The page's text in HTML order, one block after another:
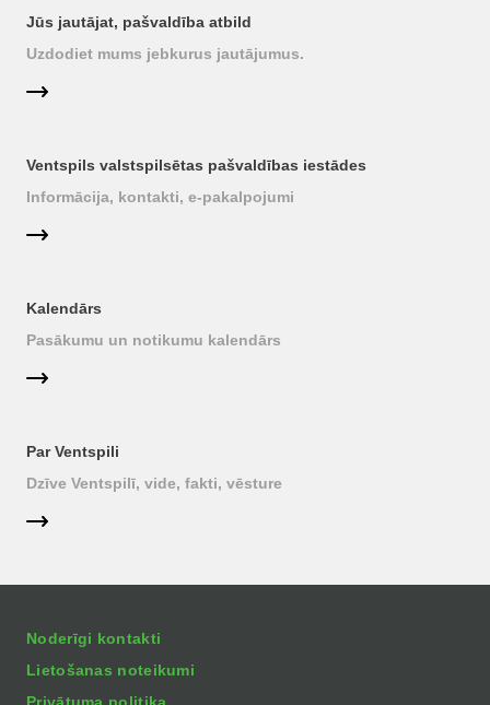
Jūs jautājat, pašvaldība atbild
Uzdodiet mums jebkurus jautājumus.
Ventspils valstspilsētas pašvaldības iestādes
Informācija, kontakti, e-pakalpojumi
Kalendārs
Pasākumu un notikumu kalendārs
Par Ventspili
Dzīve Ventspilī, vide, fakti, vēsture
Noderīgi kontakti
Lietošanas noteikumi